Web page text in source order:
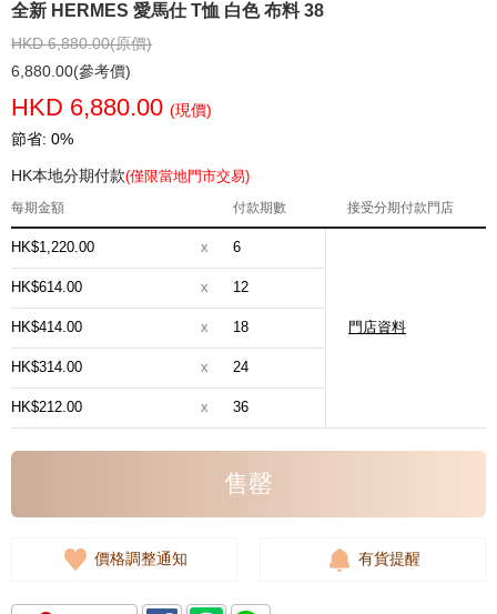
全新 HERMES 愛馬仕 T恤 白色 布料 38
HKD 6,880.00(原價)
6,880.00(參考價)
HKD 6,880.00 (現價)
節省: 0%
HK本地分期付款(僅限當地門市交易)
每期金額 付款期數 接受分期付款門店
HK$1,220.00 x 6
門店資料
HK$614.00 x 12
HK$414.00 x 18
HK$314.00 x 24
HK$212.00 x 36
售罄
價格調整通知 有貨提醒